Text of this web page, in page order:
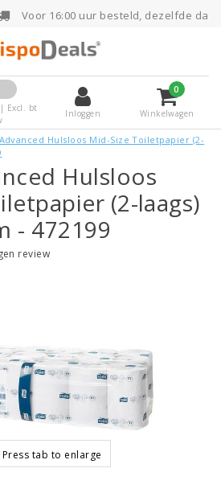
uur besteld, dezelfde dag verzonden
Excl. bt
Inloggen
0
Winkelwagen
Hulsloos Mid-Size Toiletpapier (2-
Hulsloos
(2-laags)
- 472199
review
Press tab to enlarge